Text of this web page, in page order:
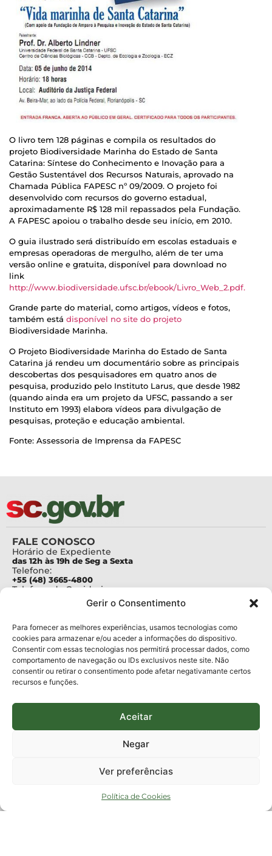
Gerir o Consentimento
Para fornecer as melhores experiências, usamos tecnologias como
cookies para armazenar e/ou aceder a informações do dispositivo.
Consentir com essas tecnologias nos permitirá processar dados, como
comportamento de navegação ou IDs exclusivos neste site. Não
consentir ou retirar o consentimento pode afetar negativamante certos
recursos e funções.
Aceitar
Negar
Ver preferências
Política de Cookies
O livro tem 128 páginas e compila os resultados do
projeto Biodiversidade Marinha do Estado de Santa
Catarina: Síntese do Conhecimento e Inovação para a
Gestão Sustentável dos Recursos Naturais, aprovado na
Chamada Pública FAPESC nº 09/2009. O projeto foi
desenvolvido com recursos do governo estadual,
aproximadamente R$ 128 mil repassados pela Fundação.
A FAPESC apoiou o trabalho desde seu início, em 2010.
O guia ilustrado será distribuído em escolas estaduais e
empresas operadoras de mergulho, além de ter uma
versão online e gratuita, disponível para download no
link
http://www.biodiversidade.ufsc.br/ebook/Livro_Web_2.pdf.
Grande parte do material, como artigos, vídeos e fotos,
também está disponível no site do projeto
Biodiversidade Marinha.
O Projeto Biodiversidade Marinha do Estado de Santa
Catarina já rendeu um documentário sobre as principais
descobertas dos pesquisadores em quatro anos de
pesquisa, produzido pelo Instituto Larus, que desde 1982
(quando ainda era um projeto da UFSC, passando a ser
Instituto em 1993) elabora vídeos para divulgação de
pesquisas, proteção e educação ambiental.
Fonte: Assessoria de Imprensa da FAPESC
FALE CONOSCO
Horário de Expediente
das 12h às 19h de Seg a Sexta
Telefone:
+55 (48) 3665-4800
Telefone da Ouvidoria
Para assuntos relacionados à Pesquisa
pesquisa@fapesc.sc.gov.br
Para assuntos relacionados à Inovação
inovacao@fapesc.sc.gov.br
Para assuntos relacionados à Bolsas
bolsas@fapesc.sc.gov.br
Para assuntos relacionados à Prestação de Contas
Para assuntos relacionados à Plataforma
plataforma@fapesc.sc.gov.br
Jair Artur da Silva dpo@fapesc.sc.gov.br 3665-4831
km 01, Módulo 12A, Edifício Fapesc / Celta, 5° andar